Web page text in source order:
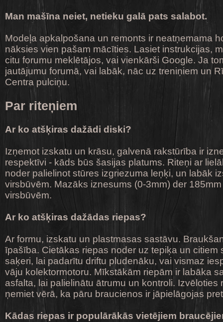
Man mašīna neiet, netieku galā pats salabot.
Modeļa apkalpošana un remonts ir neatņemama
nāksies vien pašam mācīties. Lasiet instrukcijas,
citu forumu meklētājos, vai vienkārši Google. Ja
jautājumu forumā, vai labāk, nāc uz treniņiem un
Centra pulciņu.
Par riteņiem
Ar ko atšķiras dažādi diski?
Izņemot izskatu un krāsu, galvenā rakstūrība ir
respektīvi - kāds būs šasijas platums. Riteņi ar
noder palielinot stūres izgriezuma leņķi, un labāk
virsbūvēm. Mazāks iznesums (0-3mm) der
virsbūvēm.
Ar ko atšķiras dažādas riepas?
Ar formu, izskatu un plastmasas sastāvu.
īpašība. Cietākas riepas noder uz tepiķa un citiem
saķeri, lai padarītu driftu pludenāku, vai vismaz
vāju kolektormotoru. Mīkstākām riepām ir labāka
asfalta, lai palielinātu ātrumu un kontroli.
ņemiet vērā, ka pāru braucienos ir jāpielāgojas
Kādas riepas ir populārākās vietējiem